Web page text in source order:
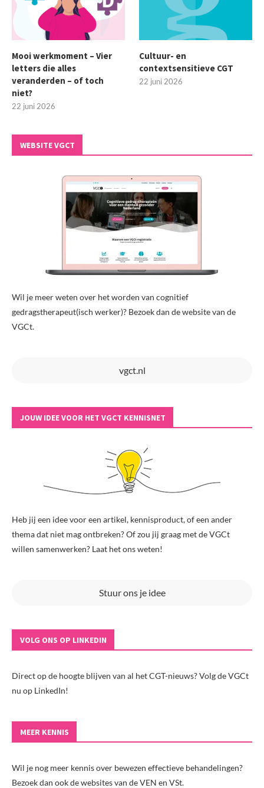
Mooi werkmoment – Vier
letters die alles
veranderden – of toch
niet?
22 juni 2026
Cultuur- en
contextsensitieve CGT
22 juni 2026
WEBSITE VGCT
Wil je meer weten over het worden van cognitief
gedragstherapeut(isch werker)? Bezoek dan de website van de
VGCt.
vgct.nl
JOUW IDEE VOOR HET VGCT KENNISNET
Heb jij een idee voor een artikel, kennisproduct, of een ander
thema dat niet mag ontbreken? Of zou jij graag met de VGCt
willen samenwerken? Laat het ons weten!
Stuur ons je idee
VOLG ONS OP LINKEDIN
Direct op de hoogte blijven van al het CGT-nieuws? Volg de VGCt
nu op LinkedIn!
MEER KENNIS
Wil je nog meer kennis over bewezen effectieve behandelingen?
Bezoek dan ook de websites van de VEN en VSt.